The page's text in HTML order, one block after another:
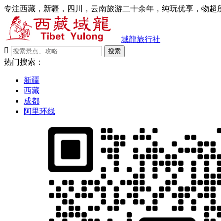
专注西藏，新疆，四川，云南旅游二十余年，纯玩优享，物超
域龍旅行社

搜索
热门搜索：
新疆
西藏
成都
阿里环线